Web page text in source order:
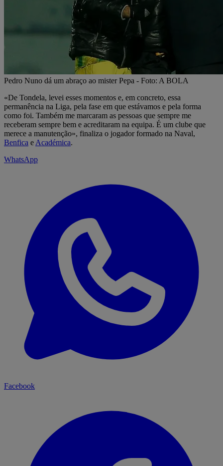
Pedro Nuno dá um abraço ao mister Pepa - Foto: A BOLA
«De Tondela, levei esses momentos e, em concreto, essa
permanência na Liga, pela fase em que estávamos e pela forma
como foi. Também me marcaram as pessoas que sempre me
receberam sempre bem e acreditaram na equipa. É um clube que
merece a manutenção», finaliza o jogador formado na Naval,
Benfica e Académica.
WhatsApp
Facebook